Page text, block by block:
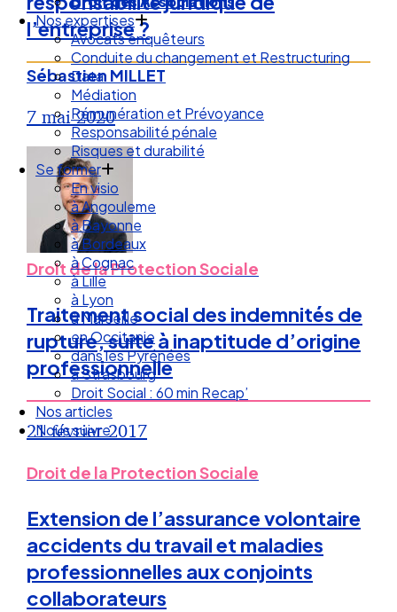
Droit des Associations
Nos expertises
Avocats enquêteurs
Conduite du changement et Restructuring
Data
Médiation
Rémunération et Prévoyance
Responsabilité pénale
Risques et durabilité
Se former
En visio
à Angouleme
à Bayonne
à Bordeaux
à Cognac
à Lille
à Lyon
à Marseille
en Occitanie
dans les Pyrénées
à Strasbourg
Droit Social : 60 min Recap’
Nos articles
l’entreprise ?
Sébastien MILLET
7 mai 2020
Droit de la Protection Sociale
Traitement social des indemnités de
rupture, suite à inaptitude d’origine
professionnelle
21 février 2017
Droit de la Protection Sociale
Extension de l’assurance volontaire
accidents du travail et maladies
professionnelles aux conjoints
collaborateurs